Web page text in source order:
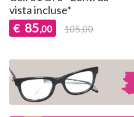
vista incluse*
€ 85,00 105,00